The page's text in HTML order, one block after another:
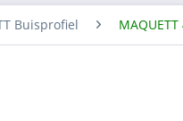
Buisprofiel